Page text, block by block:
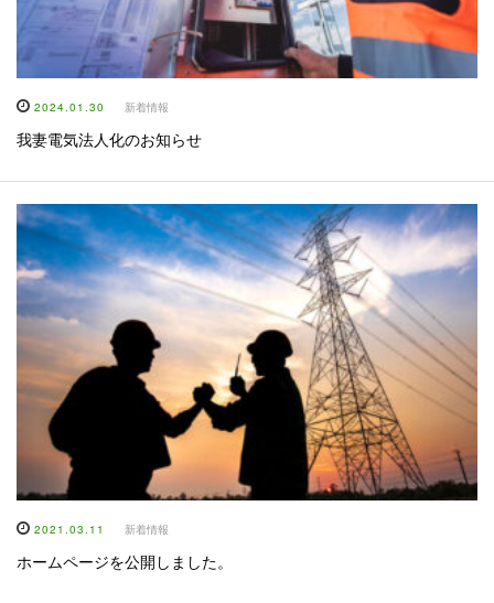
2024.01.30 新着情報
我妻電気法人化のお知らせ
2021.03.11 新着情報
ホームページを公開しました。